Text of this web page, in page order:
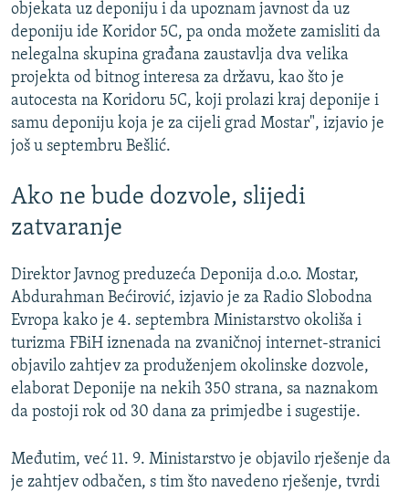
objekata uz deponiju i da upoznam javnost da uz
deponiju ide Koridor 5C, pa onda možete zamisliti da
nelegalna skupina građana zaustavlja dva velika
projekta od bitnog interesa za državu, kao što je
autocesta na Koridoru 5C, koji prolazi kraj deponije i
samu deponiju koja je za cijeli grad Mostar", izjavio je
još u septembru Bešlić.
Ako ne bude dozvole, slijedi
zatvaranje
Direktor Javnog preduzeća Deponija d.o.o. Mostar,
Abdurahman Bećirović, izjavio je za Radio Slobodna
Evropa kako je 4. septembra Ministarstvo okoliša i
turizma FBiH iznenada na zvaničnoj internet-stranici
objavilo zahtjev za produženjem okolinske dozvole,
elaborat Deponije na nekih 350 strana, sa naznakom
da postoji rok od 30 dana za primjedbe i sugestije.
Međutim, već 11. 9. Ministarstvo je objavilo rješenje da
je zahtjev odbačen, s tim što navedeno rješenje, tvrdi